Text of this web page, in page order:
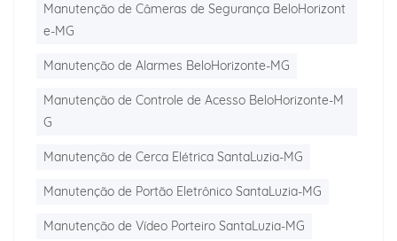
Manutenção de Câmeras de Segurança BeloHorizont
e-MG
Manutenção de Alarmes BeloHorizonte-MG
Manutenção de Controle de Acesso BeloHorizonte-M
G
Manutenção de Cerca Elétrica SantaLuzia-MG
Manutenção de Portão Eletrônico SantaLuzia-MG
Manutenção de Vídeo Porteiro SantaLuzia-MG